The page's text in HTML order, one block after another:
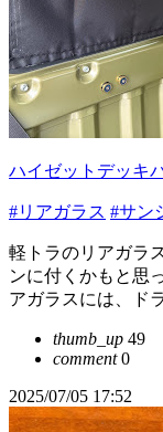
ハイゼットデッキ
#リアガラス #サン
軽トラのリアガラ
ンに付くかもと思
アガラスには、ド
thumb_up 49
comment0
2025/07/05 17:52